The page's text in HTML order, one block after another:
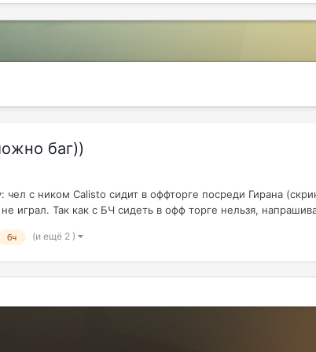
баг))
чел с ником Calisto сидит в оффторге посреди Гирана
играл. Так как с БЧ сидеть в офф торге нельзя,
бч (и ещё 2 )